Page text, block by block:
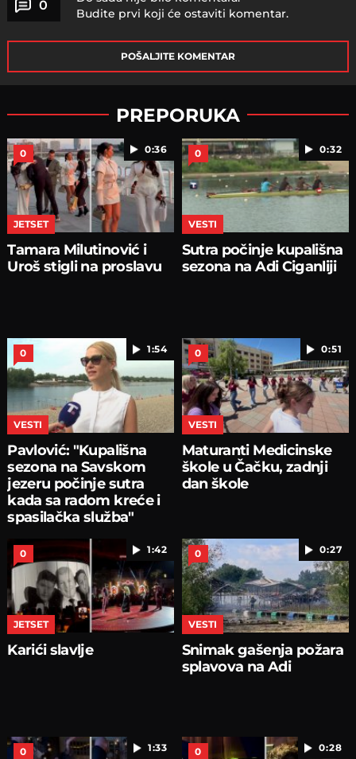
0
Budite prvi koji će ostaviti komentar.
POŠALJITE KOMENTAR
PREPORUKA
0:36
0
JETSET
Tamara Milutinović i
Uroš stigli na proslavu
0:32
0
VESTI
Sutra počinje kupališna
sezona na Adi Ciganliji
1:54
0
VESTI
Pavlović: "Kupališna
sezona na Savskom
jezeru počinje sutra
kada sa radom kreće i
spasilačka služba"
0:51
0
VESTI
Maturanti Medicinske
škole u Čačku, zadnji
dan škole
1:42
0
JETSET
Karići slavlje
0:27
0
VESTI
Snimak gašenja požara
splavova na Adi
1:33
0 0:28
0